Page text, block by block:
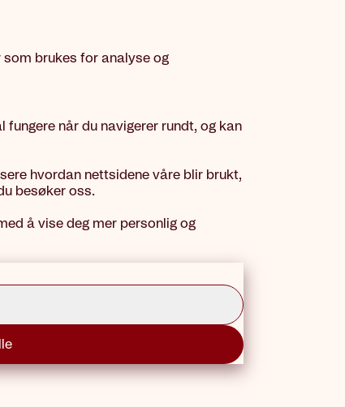
brukes for analyse og
når du navigerer rundt, og kan
hvordan nettsidene våre blir brukt,
besøker oss.
å vise deg mer personlig og